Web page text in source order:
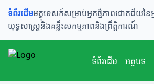
ទំព័រដើមមគ្គុទេសក៍សម្រាប់អ្នកថ្មីភាពជោគជ័យនៃអ្
យុទ្ធសាស្ត្រនិងគន្លឹះសកម្មភាពនិងព្រឹត្តិការណ៍
ទំព័រដើម អត្ថបទ